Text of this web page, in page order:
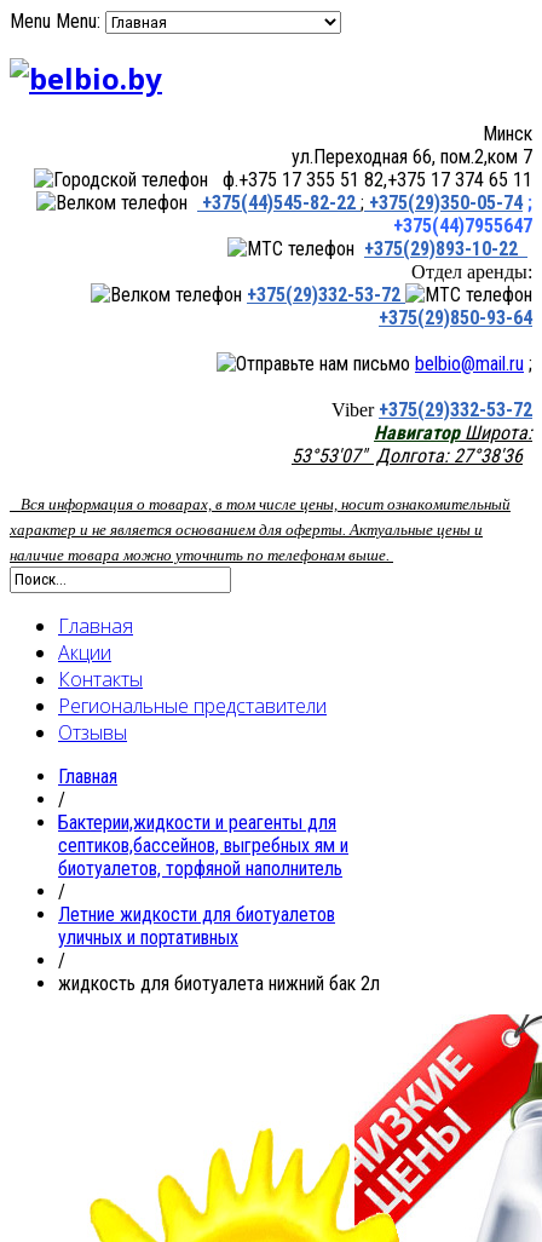
Menu Menu:
Минск
ул.Переходная 66, пом.2,ком 7
ф.+375 17 355 51 82,+375 17 374 65 11
+375(44)545-82-22 ; +375(29)350-05-74 ;
+375(44)7955647
+375(29)893-10-22
Отдел аренды:
+375(29)332-53-72
+375(29)850-93-64
belbio@mail.ru ;
Viber +375(29)332-53-72
НавигаторШирота:
53°53'07" Долгота: 27°38'36
Вся информация о товарах, в том числе цены, носит ознакомительный
характер и не является основанием для оферты. Актуальные цены и
наличие товара можно уточнить по телефонам выше.
Главная
Акции
Контакты
Региональные представители
Отзывы
Главная
/
Бактерии,жидкости и реагенты для
септиков,бассейнов, выгребных ям и
биотуалетов, торфяной наполнитель
/
Летние жидкости для биотуалетов
уличных и портативных
/
жидкость для биотуалета нижний бак 2л